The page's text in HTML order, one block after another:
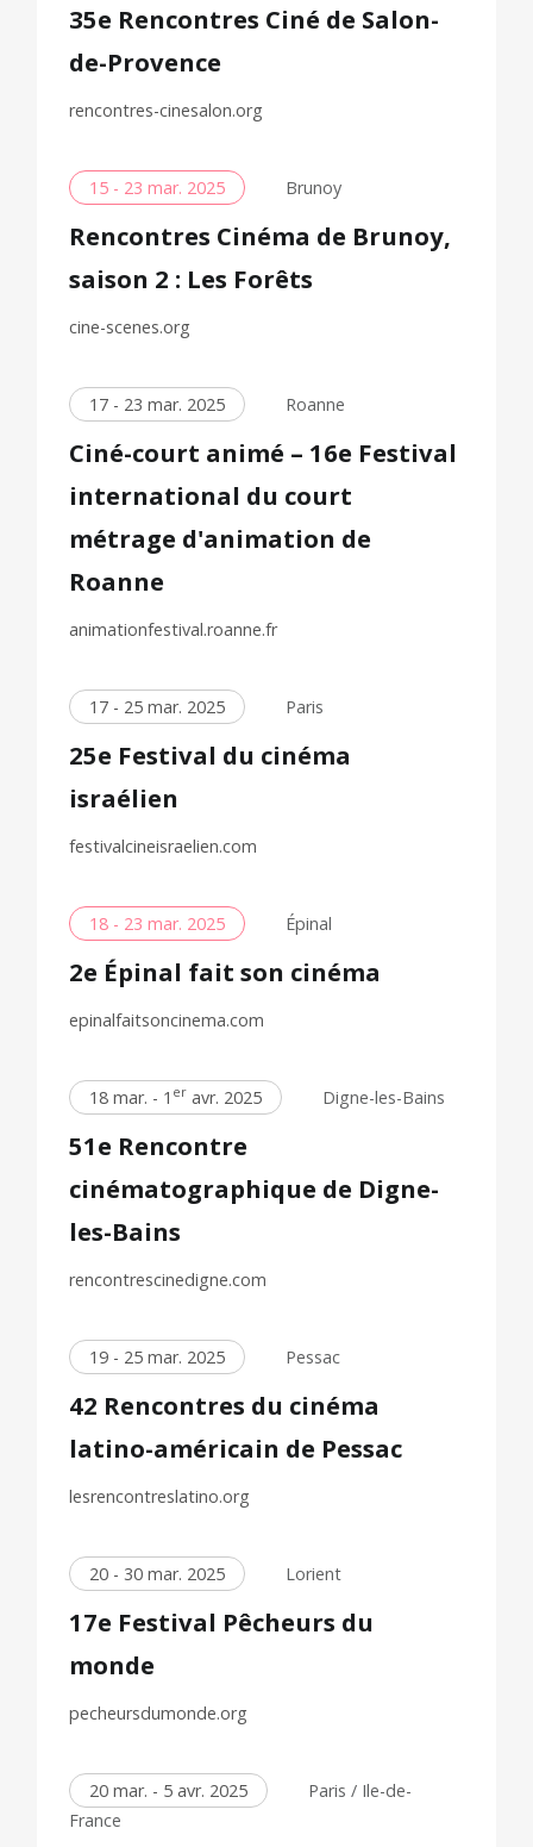
35e Rencontres Ciné de Salon-
de-Provence
rencontres-cinesalon.org
15 - 23 mar. 2025 Brunoy
Rencontres Cinéma de Brunoy,
saison 2 : Les Forêts
cine-scenes.org
17 - 23 mar. 2025 Roanne
Ciné-court animé – 16e Festival
international du court
métrage d'animation de
Roanne
animationfestival.roanne.fr
17 - 25 mar. 2025 Paris
25e Festival du cinéma
israélien
festivalcineisraelien.com
18 - 23 mar. 2025 Épinal
2e Épinal fait son cinéma
epinalfaitsoncinema.com
18 mar. - 1 er avr. 2025 Digne-les-Bains
51e Rencontre
cinématographique de Digne-
les-Bains
rencontrescinedigne.com
19 - 25 mar. 2025 Pessac
42 Rencontres du cinéma
latino-américain de Pessac
lesrencontreslatino.org
20 - 30 mar. 2025 Lorient
17e Festival Pêcheurs du
monde
pecheursdumonde.org
20 mar. - 5 avr. 2025
Paris / Ile-de-
France